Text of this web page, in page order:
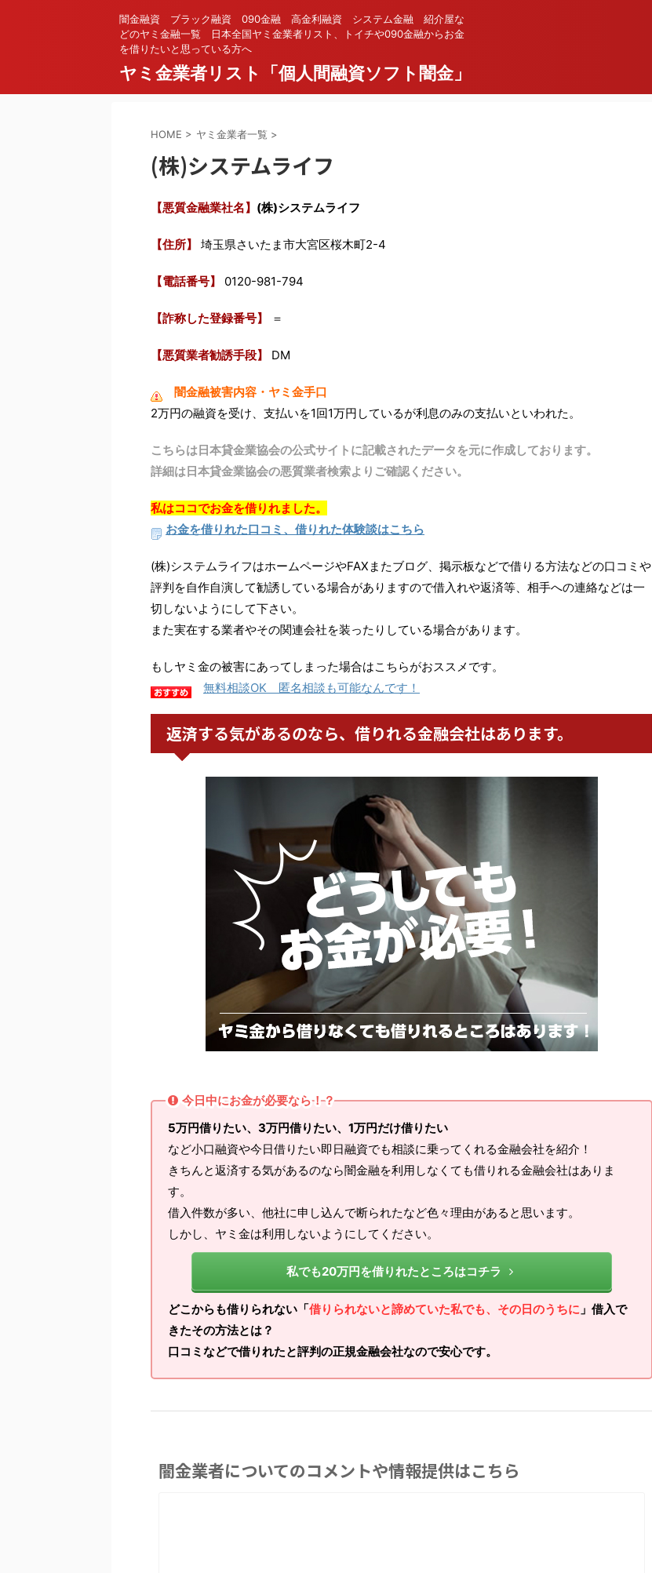
闇金融資 ブラック融資 090金融 高金利融資 システム金融 紹介屋な
どのヤミ金融一覧 日本全国ヤミ金業者リスト、トイチや090金融からお金
を借りたいと思っている方へ
ヤミ金業者リスト「個人間融資ソフト闇金」
HOME > ヤミ金業者一覧 >
(株)システムライフ
【悪質金融業社名】 (株)システムライフ
【住所】 埼玉県さいたま市大宮区桜木町2-4
【電話番号】 0120-981-794
【詐称した登録番号】 ＝
【悪質業者勧誘手段】 DM
闇金融被害内容・ヤミ金手口
2万円の融資を受け、支払いを1回1万円しているが利息のみの支払いといわれた。
こちらは日本貸金業協会の公式サイトに記載されたデータを元に作成しております。
詳細は日本貸金業協会の悪質業者検索よりご確認ください。
私はココでお金を借りれました。
お金を借りれた口コミ、借りれた体験談はこちら
(株)システムライフはホームページやFAXまたブログ、掲示板などで借りる方法などの口コミや
評判を自作自演して勧誘している場合がありますので借入れや返済等、相手への連絡などは一
切しないようにして下さい。
また実在する業者やその関連会社を装ったりしている場合があります。
もしヤミ金の被害にあってしまった場合はこちらがおススメです。
無料相談OK 匿名相談も可能なんです！
返済する気があるのなら、借りれる金融会社はあります。
今日中にお金が必要なら！？
5万円借りたい、3万円借りたい、1万円だけ借りたい
など小口融資や今日借りたい即日融資でも相談に乗ってくれる金融会社を紹介！
きちんと返済する気があるのなら闇金融を利用しなくても借りれる金融会社はありま
す。
借入件数が多い、他社に申し込んで断られたなど色々理由があると思います。
しかし、ヤミ金は利用しないようにしてください。
私でも20万円を借りれたところはコチラ
どこからも借りられない「借りられないと諦めていた私でも、その日のうちに 」借入で
きたその方法とは？
口コミなどで借りれたと評判の正規金融会社なので安心です。
闇金業者についてのコメントや情報提供はこちら